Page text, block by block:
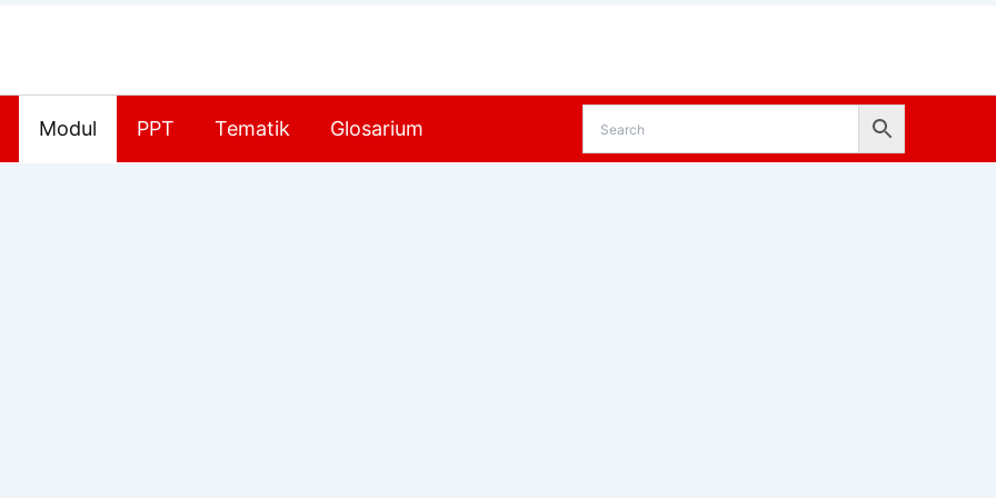
Modul PPT Tematik Glosarium